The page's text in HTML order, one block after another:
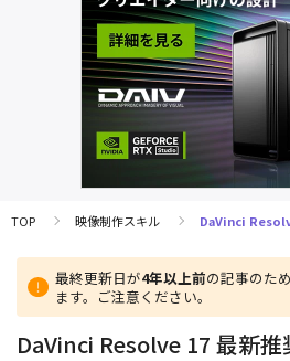
TOP 映像制作スキル DaVinci
最終更新日が4年以上前の記事のた
ます。ご注意ください。
DaVinci Resolve 17 最新